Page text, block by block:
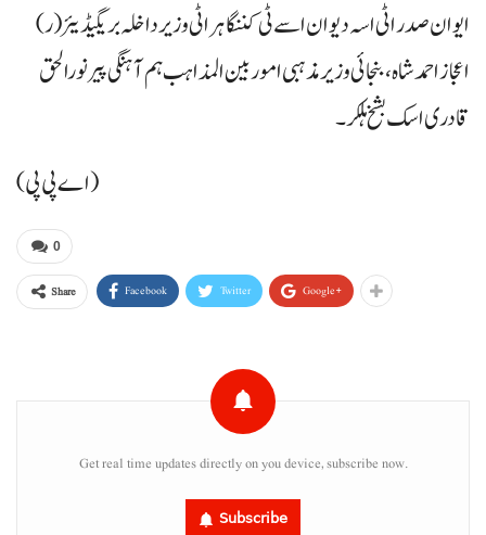
ایوان صدر اٹی اسہ دیوان اسے ٹی کننگا ہراٹی وزیر داخلہ بریگیڈیئر (ر)
اعجاز احمد شاہ، بنجائی وزیر مذہبی امور بین المذاہب ہم آہنگی پیر نورالحق
قادری اسک بشخ ہلکر۔
(اے پی پی)
0
Share Facebook Twitter Google+
Get real time updates directly on you device, subscribe now.
Subscribe